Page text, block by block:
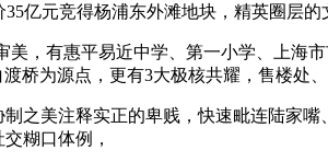
亿元竞得杨浦东外滩地块，精英圈层
，有惠平易近中学、第一小学、上海
桥为源点，更有3大极核共耀，售楼处
美注释实正的卑贱，快速毗连陆家嘴
糊口体例，